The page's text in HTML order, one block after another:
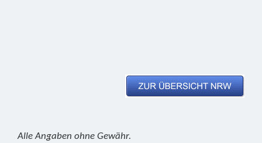
Alle Angaben ohne Gewähr.